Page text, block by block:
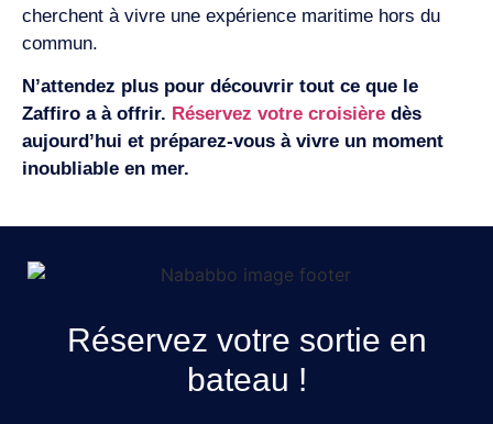
cherchent à vivre une expérience maritime hors du
commun.
N’attendez plus pour découvrir tout ce que le
Zaffiro a à offrir. Réservez votre croisière dès
aujourd’hui et préparez-vous à vivre un moment
inoubliable en mer.
Réservez votre sortie en
bateau !